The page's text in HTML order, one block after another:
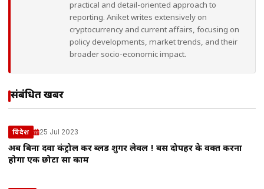
practical and detail-oriented approach to
reporting. Aniket writes extensively on
cryptocurrency and current affairs, focusing on
policy developments, market trends, and their
broader socio-economic impact.
संबंधित खबरें
विदेश 25 Jul 2023
अब बिना दवा कंट्रोल करें ब्लड शुगर लेवल ! बस दोपहर के वक्त करना
होगा एक छोटा सा काम